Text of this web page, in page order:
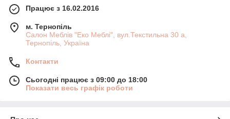
Працює з 16.02.2016
м. Тернопіль
Салон Меблів "Еко Меблі", вул.Текстильна 30 а,
Тернопіль, Україна
Контакти
Сьогодні працює з 09:00 до 18:00
Показати весь графік роботи